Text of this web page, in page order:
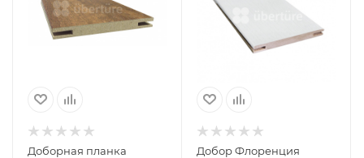
Доборная планка
Добор Флоренция